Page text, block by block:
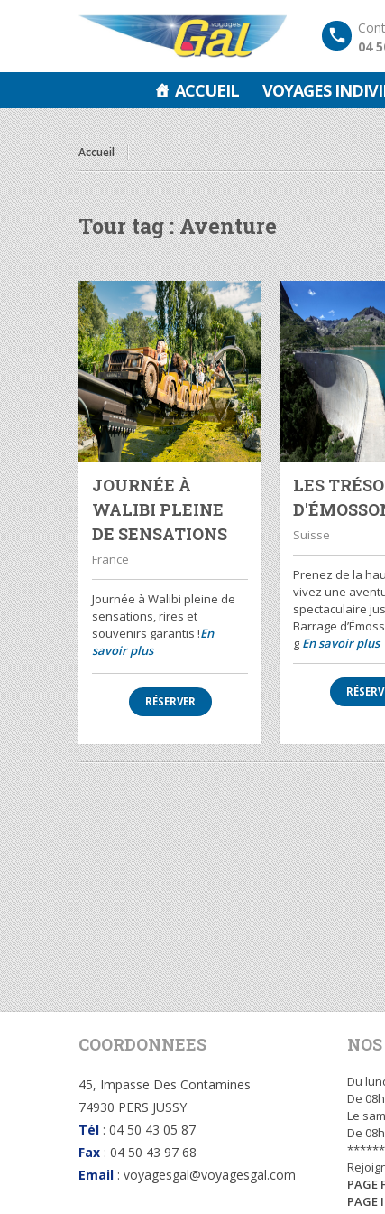
04
ACCUEIL VOYAGES
Accueil
Tour tag :Aventure
JOURNÉE À
WALIBI PLEINE
DE SENSATIONS
France
Journée à Walibi pleine de
sensations, rires et
souvenirs garantis !En
savoir plus
RÉSERVER
LES
Suisse
Prenez de la
vivez une
spectaculaire
Barrage
g En savoir plus
COORDONNEES
45, Impasse Des Contamines
74930 PERS JUSSY
Tél : 04 50 43 05 87
Fax : 04 50 43 97 68
Email : voyagesgal@voyagesgal.com
Du
De
Le
De
PAGE
PAGE